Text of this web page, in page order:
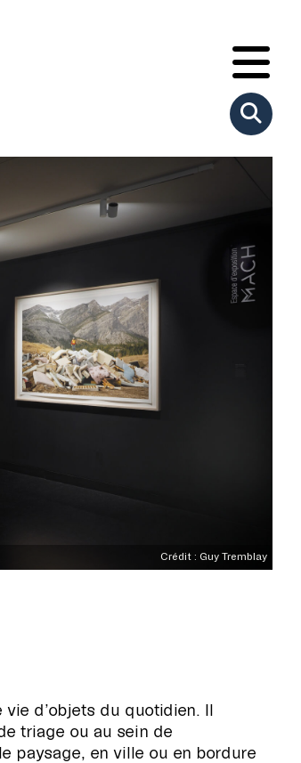
Crédit : Guy Tremblay
d’objets du quotidien. Il
triage ou au sein de
paysage, en ville ou en bordure